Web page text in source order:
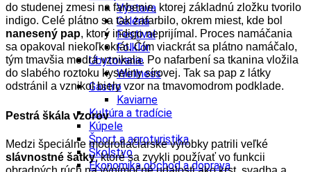
Výstava
Galéria
Festival
Folklór
Ubytovanie
Wellness
Gastro
Kaviarne
Kultúra a tradície
Kúpele
Šport a agroturistika
Školstvo
Ekonomika obchod a doprava
do studenej zmesi na farbenie, ktorej základnú zložku tvorilo
indigo. Celé plátno sa tak zafarbilo, okrem miest, kde bol
nanesený pap, ktorý indigo neprijímal. Proces namáčania
sa opakoval niekoľkokrát. Čím viackrát sa plátno namáčalo,
tým tmavšia modrá vznikala. Po nafarbení sa tkanina vložila
do slabého roztoku kyseliny sírovej. Tak sa pap z látky
odstránil a vznikol biely vzor na tmavomodrom podklade.
Pestrá škála vzorov
Medzi špeciálne modrotlačiarske výrobky patrili veľké
slávnostné šatky, ktoré sa zvykli používať vo funkcii